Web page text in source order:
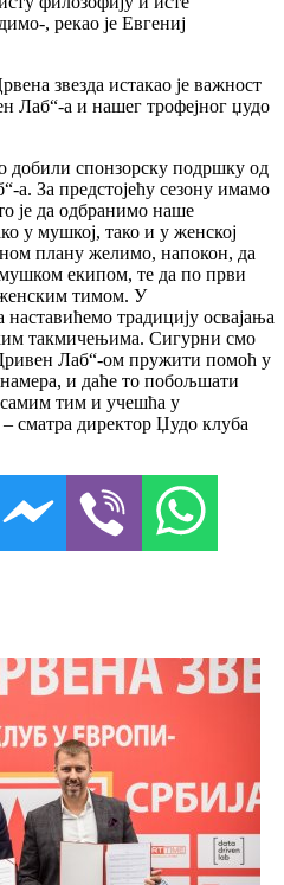
, рекао је Евгениј
звезда истакао је важност
Лаб“-а и нашег трофејног џудо
добили спонзорску подршку од
а. За предстојећу сезону имамо
је да одбранимо наше
у мушкој, тако и у женској
плану желимо, напокон, да
екипом, те да по први
тимом. У
традицију освајања
такмичењима. Сигурни смо
Лаб“-ом пружити помоћ у
и даће то побољшати
тим и учешћа у
сматра директор Џудо клуба